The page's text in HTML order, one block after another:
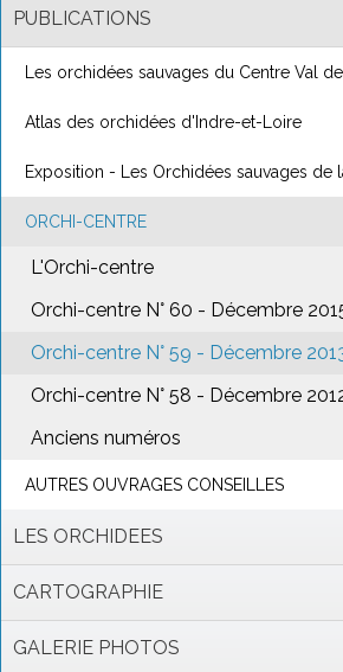
PUBLICATIONS
Les orchidées sauvages du Centre Val
Atlas des orchidées d'Indre-et-Loire
Exposition - Les Orchidées sauvages de
ORCHI-CENTRE
L'Orchi-centre
Orchi-centre N° 60 - Décembre
Orchi-centre N° 59 - Décembre
Orchi-centre N° 58 - Décembre
Anciens numéros
AUTRES OUVRAGES CONSEILLES
LES ORCHIDEES
CARTOGRAPHIE
GALERIE PHOTOS